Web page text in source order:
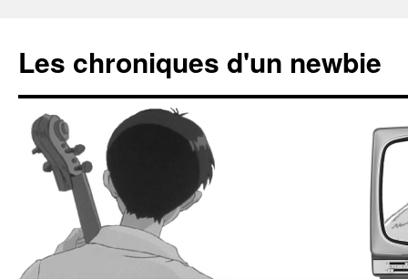
Les chroniques d'un newbie